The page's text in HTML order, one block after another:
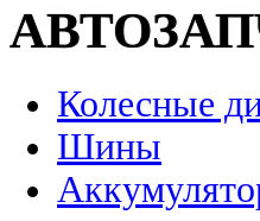
Колесные
Шины